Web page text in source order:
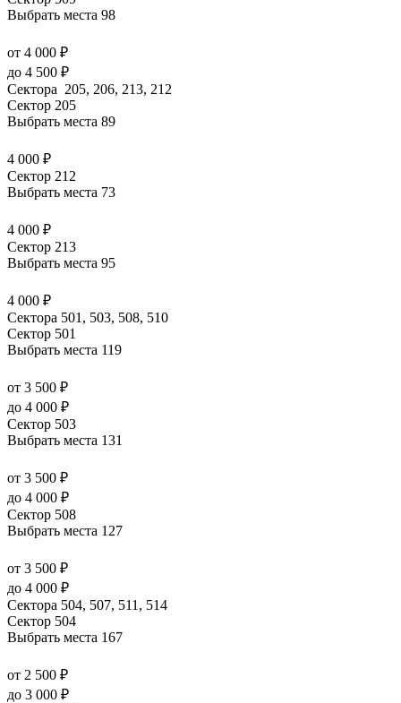
Выбрать места 98
от 4 000 ₽
до 4 500 ₽
Сектора 205, 206, 213, 212
Сектор 205
Выбрать места 89
4 000 ₽
Сектор 212
Выбрать места 73
4 000 ₽
Сектор 213
Выбрать места 95
4 000 ₽
Сектора 501, 503, 508, 510
Сектор 501
Выбрать места 119
от 3 500 ₽
до 4 000 ₽
Сектор 503
Выбрать места 131
от 3 500 ₽
до 4 000 ₽
Сектор 508
Выбрать места 127
от 3 500 ₽
до 4 000 ₽
Сектора 504, 507, 511, 514
Сектор 504
Выбрать места 167
от 2 500 ₽
до 3 000 ₽